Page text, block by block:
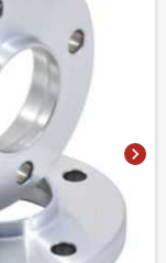
chevron_right